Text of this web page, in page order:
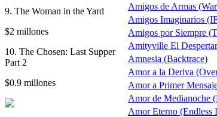
9. The Woman in the Yard
$2 millones
10. The Chosen: Last Supper
Part 2
$0.9 millones
Amigos de Armas
Amigos Imaginarios
Amigos por Siempre
Amityville El
Amnesia (Backtrace)
Amor a la Deriva
Amor a Primer
Amor de Medianoche
Amor Eterno (Endless